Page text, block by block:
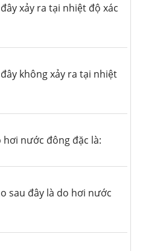
xảy ra tại nhiệt độ xác
không xảy ra tại nhiệt
nước đông đặc là:
sau đây là do hơi nước